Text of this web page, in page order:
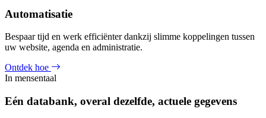
Automatisatie
Bespaar tijd en werk efficiënter dankzij slimme koppelingen tussen
uw website, agenda en administratie.
Ontdek hoe
In mensentaal
Eén databank, overal dezelfde, actuele gegevens